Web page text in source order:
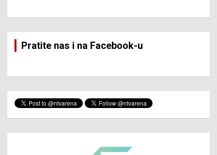
Pratite nas i na Facebook-u